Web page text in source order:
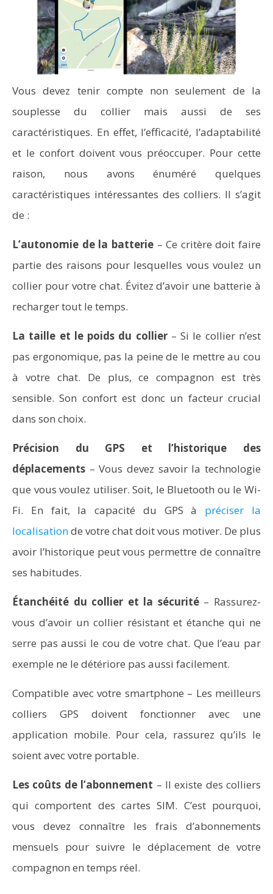
Vous devez tenir compte non seulement de la
souplesse du collier mais aussi de ses
caractéristiques. En effet, l’efficacité, l’adaptabilité
et le confort doivent vous préoccuper. Pour cette
raison, nous avons énuméré quelques
caractéristiques intéressantes des colliers. Il s’agit
de :
L’autonomie de la batterie– Ce critère doit faire
partie des raisons pour lesquelles vous voulez un
collier pour votre chat. Évitez d’avoir une batterie à
recharger tout le temps.
La taille et le poids du collier– Si le collier n’est
pas ergonomique, pas la peine de le mettre au cou
à votre chat. De plus, ce compagnon est très
sensible. Son confort est donc un facteur crucial
dans son choix.
Précision du GPS
et l’historique des
déplacements – Vous devez savoir la technologie
que vous voulez utiliser. Soit, le Bluetooth ou le Wi-
Fi. En fait, la capacité du GPS à préciser la
localisationde votre chat doit vous motiver. De plus
avoir l’historique peut vous permettre de connaître
ses habitudes.
Étanchéité du collier et la sécurité– Rassurez-
vous d’avoir un collier résistant et étanche qui ne
serre pas aussi le cou de votre chat. Que l’eau par
exemple ne le détériore pas aussi facilement.
Compatible avec votre smartphone – Les meilleurs
colliers GPS doivent fonctionner avec une
application mobile. Pour cela, rassurez qu’ils le
soient avec votre portable.
Les coûts de l’abonnement – Il existe des colliers
qui comportent des cartes SIM. C’est pourquoi,
vous devez connaître les frais d’abonnements
mensuels pour suivre le déplacement de votre
compagnon en temps réel.